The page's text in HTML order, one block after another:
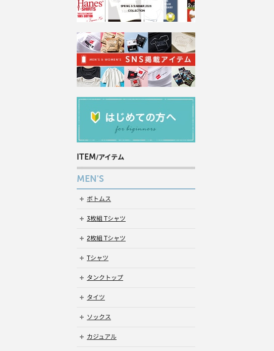
ITEM/アイテム
MEN'S
ボトムス
3枚組 Tシャツ
2枚組 Tシャツ
Tシャツ
タンクトップ
タイツ
ソックス
カジュアル